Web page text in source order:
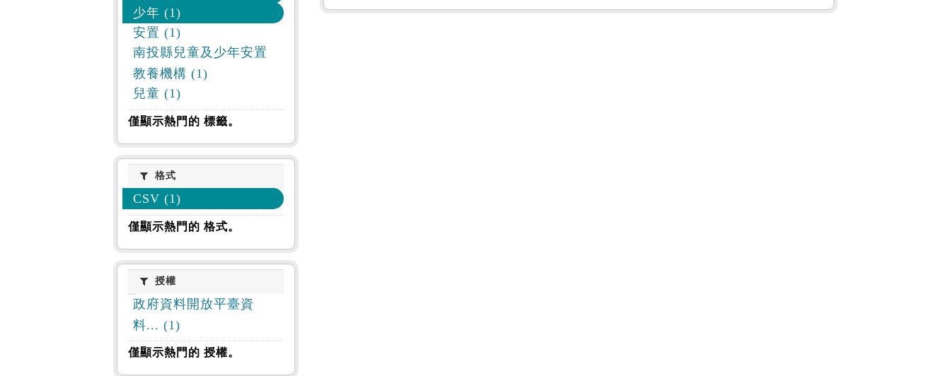
少年 (1)
安置 (1)
南投縣兒童及少年安置
教養機構 (1)
兒童 (1)
僅顯示熱門的 標籤。
格式格式
CSV (1)
僅顯示熱門的 格式。
授權授權
政府資料開放平臺資
料... (1)
僅顯示熱門的 授權。